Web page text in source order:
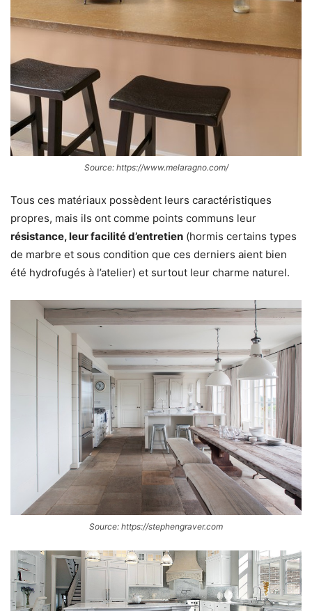
Source: https://www.melaragno.com/
Tous ces matériaux possèdent leurs caractéristiques
propres, mais ils ont comme points communs leur
résistance, leur facilité d’entretien (hormis certains types
de marbre et sous condition que ces derniers aient bien
été hydrofugés à l’atelier) et surtout leur charme naturel.
Source: https://stephengraver.com